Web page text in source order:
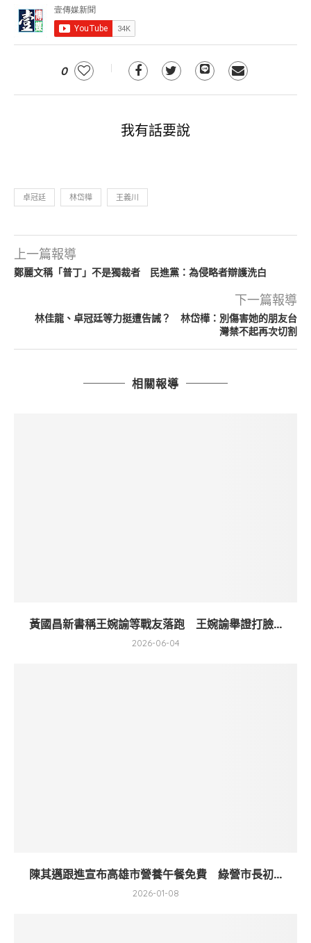
0
我有話要說
卓冠廷 林岱樺 王義川
上一篇報導
鄭麗文稱「普丁」不是獨裁者 民進黨：為侵略者辯護洗白
下一篇報導
林佳龍、卓冠廷等力挺遭告誡？ 林岱樺：別傷害她的朋友台
灣禁不起再次切割
相關報導
黃國昌新書稱王婉諭等戰友落跑 王婉諭舉證打臉...
2026-06-04
陳其邁跟進宣布高雄市營養午餐免費 綠營市長初...
2026-01-08